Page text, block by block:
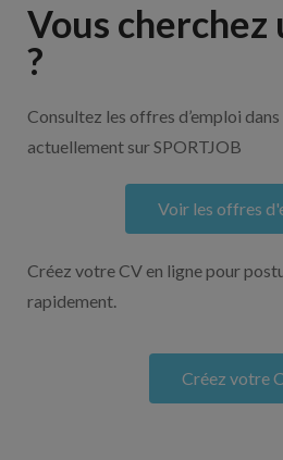
Vous cherchez
?
Consultez les offres d’emploi
actuellement sur SPORTJOB
Voir les offres
Créez votre CV en ligne pour
rapidement.
Créez votre